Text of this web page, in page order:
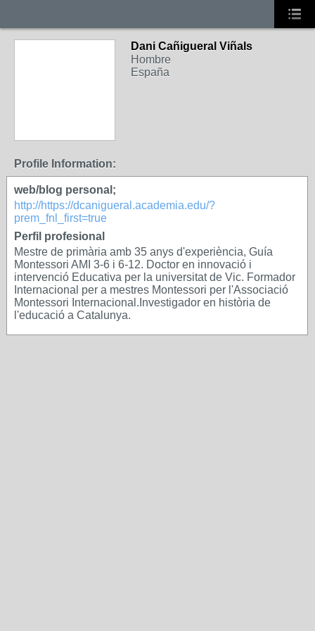
Dani Cañigueral Viñals
Hombre
España
Profile Information:
web/blog personal;
http://https://dcanigueral.academia.edu/?
prem_fnl_first=true
Perfil profesional
Mestre de primària amb 35 anys d'experiència, Guía
Montessori AMI 3-6 i 6-12. Doctor en innovació i
intervenció Educativa per la universitat de Vic. Formador
Internacional per a mestres Montessori per l'Associació
Montessori Internacional.Investigador en història de
l'educació a Catalunya.